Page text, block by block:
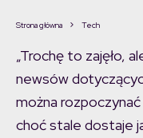
Strona główna Tech
„Trochę to zajęło,
newsów
można
choć stale dostaje